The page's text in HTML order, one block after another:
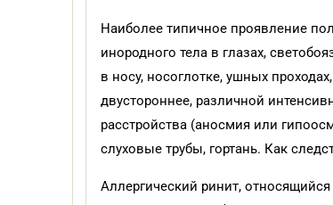
Наиболее типичное проявление
инородного тела в глазах,
в носу, носоглотке, ушных
двустороннее, различной
расстройства (аносмия или
слуховые трубы, гортань. Как
Аллергический ринит,